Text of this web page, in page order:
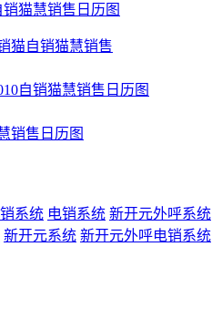
销猫慧销售日历图
猫自销猫慧销售
自销猫慧销售日历图
销售日历图
系统 电销系统 新开元外呼系统
新开元系统 新开元外呼电销系统